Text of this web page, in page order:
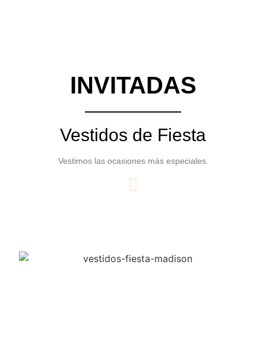
INVITADAS
Vestidos de Fiesta
Vestimos las ocasiones más especiales.